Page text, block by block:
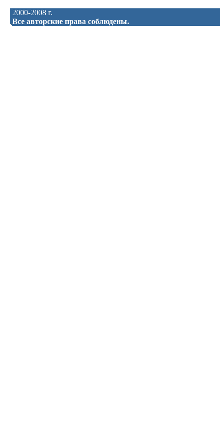
2000-2008 г.
Все авторские права соблюдены.